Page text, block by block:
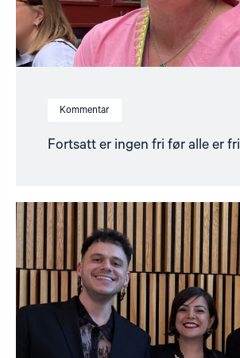
Kommentar
Fortsatt er ingen fri før alle er fri
Read
article
"Ünikuir
tildelt
Friele-
prisen:
En
pris
i
rett